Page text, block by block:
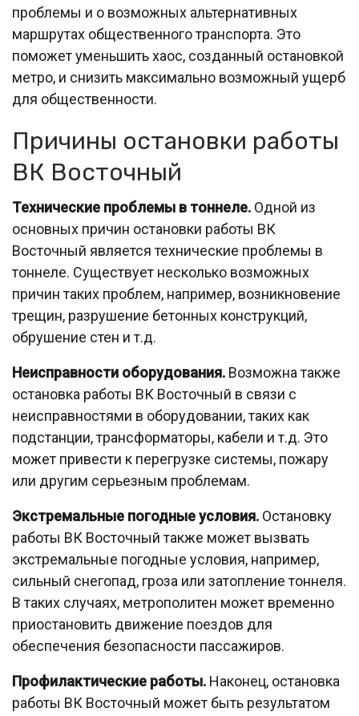
проблемы и о возможных альтернативных
маршрутах общественного транспорта. Это
поможет уменьшить хаос, созданный остановкой
метро, и снизить максимально возможный ущерб
для общественности.
Причины остановки работы
ВК Восточный
Технические проблемы в тоннеле. Одной из
основных причин остановки работы ВК
Восточный является технические проблемы в
тоннеле. Существует несколько возможных
причин таких проблем, например, возникновение
трещин, разрушение бетонных конструкций,
обрушение стен и т.д.
Неисправности оборудования. Возможна также
остановка работы ВК Восточный в связи с
неисправностями в оборудовании, таких как
подстанции, трансформаторы, кабели и т.д. Это
может привести к перегрузке системы, пожару
или другим серьезным проблемам.
Экстремальные погодные условия. Остановку
работы ВК Восточный также может вызвать
экстремальные погодные условия, например,
сильный снегопад, гроза или затопление тоннеля.
В таких случаях, метрополитен может временно
приостановить движение поездов для
обеспечения безопасности пассажиров.
Профилактические работы. Наконец, остановка
работы ВК Восточный может быть результатом